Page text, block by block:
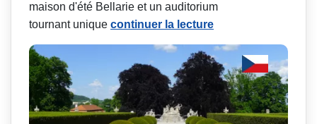
maison d'été Bellarie et un auditorium
tournant unique continuer la lecture